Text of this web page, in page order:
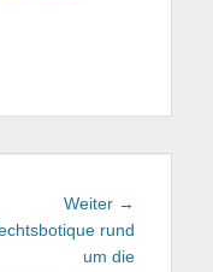
Weiter →
rund
um die